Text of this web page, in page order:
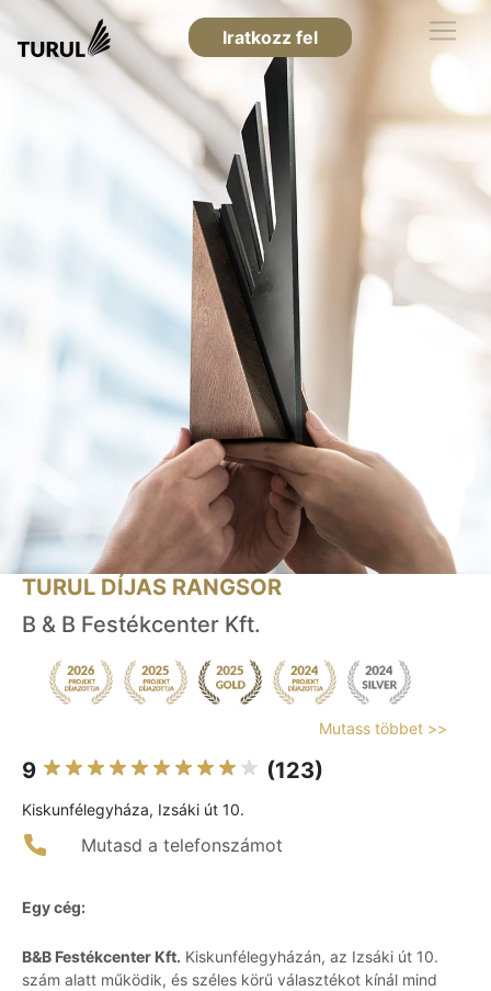
Iratkozz fel
TURUL DÍJAS RANGSOR
B & B Festékcenter Kft.
Mutass többet >>
9 (123)
Kiskunfélegyháza, Izsáki út 10.
Mutasd a telefonszámot
Egy cég:
B&B Festékcenter Kft. Kiskunfélegyházán, az Izsáki út 10.
szám alatt működik, és széles körű választékot kínál mind